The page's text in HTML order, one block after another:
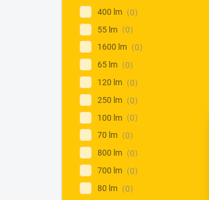
400 lm
0
55 lm
0
1600 lm
0
65 lm
0
120 lm
0
250 lm
0
100 lm
0
70 lm
0
800 lm
0
700 lm
0
80 lm
0